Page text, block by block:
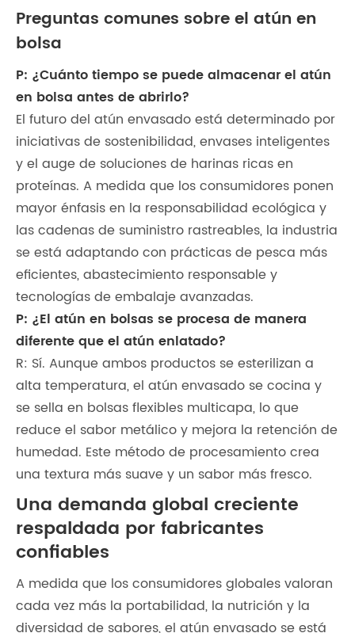
Preguntas comunes sobre el atún en
bolsa
P: ¿Cuánto tiempo se puede almacenar el atún
en bolsa antes de abrirlo?
El futuro del atún envasado está determinado por
iniciativas de sostenibilidad, envases inteligentes
y el auge de soluciones de harinas ricas en
proteínas. A medida que los consumidores ponen
mayor énfasis en la responsabilidad ecológica y
las cadenas de suministro rastreables, la industria
se está adaptando con prácticas de pesca más
eficientes, abastecimiento responsable y
tecnologías de embalaje avanzadas.
P: ¿El atún en bolsas se procesa de manera
diferente que el atún enlatado?
R: Sí. Aunque ambos productos se esterilizan a
alta temperatura, el atún envasado se cocina y
se sella en bolsas flexibles multicapa, lo que
reduce el sabor metálico y mejora la retención de
humedad. Este método de procesamiento crea
una textura más suave y un sabor más fresco.
Una demanda global creciente
respaldada por fabricantes
confiables
A medida que los consumidores globales valoran
cada vez más la portabilidad, la nutrición y la
diversidad de sabores, el atún envasado se está